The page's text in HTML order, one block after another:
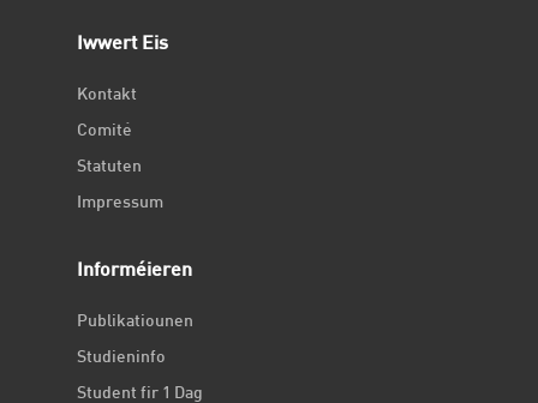
Iwwert Eis
Kontakt
Comité
Statuten
Impressum
Informéieren
Publikatiounen
Studieninfo
Student fir 1 Dag